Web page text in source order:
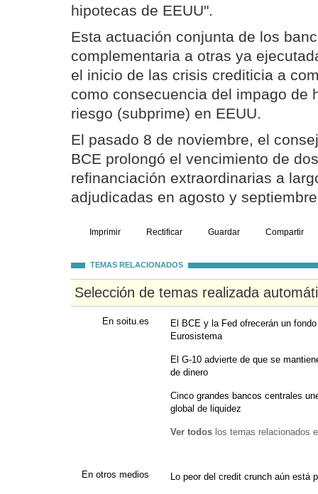
hipotecas de EEUU".
Esta actuación conjunta de los
complementaria a otras ya
el inicio de las crisis crediticia a
como consecuencia del impago de
riesgo (subprime) en EEUU.
El pasado 8 de noviembre, el
BCE prolongó el vencimiento de
refinanciación extraordinarias a
adjudicadas en agosto y
Imprimir Rectificar Guardar Compartir
TEMAS RELACIONADOS
Selección de temas realizada
En soitu.es
El BCE y la Fed ofrecerán un
Eurosistema
El G-10 advierte de que se
de dinero
Cinco grandes bancos centrales
global de liquidez
Ver todos los temas relacionados
En otros medios Lo peor del credit crunch aún está